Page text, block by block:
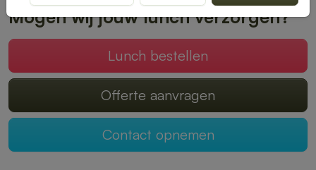
Mogen wij jouw lunch verzorgen?
Lunch bestellen
Offerte aanvragen
Contact opnemen